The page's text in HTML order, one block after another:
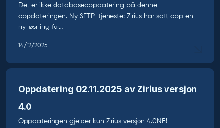
Det er ikke databaseoppdatering på denne
oppdateringen. Ny SFTP-tjeneste: Zirius har satt opp en
ny løsning for…
14/12/2025
Oppdatering 02.11.2025 av Zirius versjon
4.0
Oppdateringen gjelder kun Zirius versjon 4.0NB!